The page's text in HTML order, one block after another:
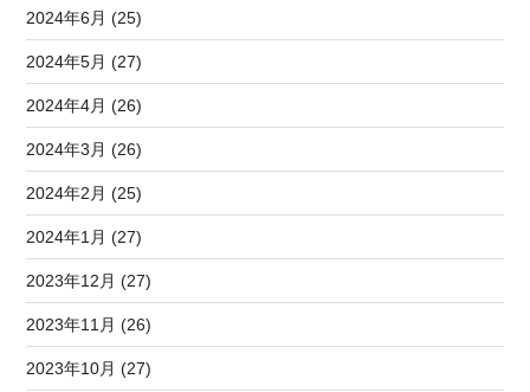
2024年6月 (25)
2024年5月 (27)
2024年4月 (26)
2024年3月 (26)
2024年2月 (25)
2024年1月 (27)
2023年12月 (27)
2023年11月 (26)
2023年10月 (27)